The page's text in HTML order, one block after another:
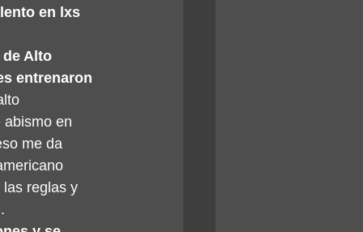
en lxs
Alto
entrenaron
abismo en
me da
reglas y